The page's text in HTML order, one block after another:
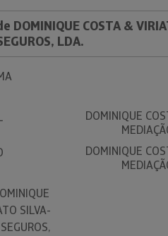
DOMINIQUE COSTA &
LDA.
DOMINIQUE
DOMINIQUE
SILVA-